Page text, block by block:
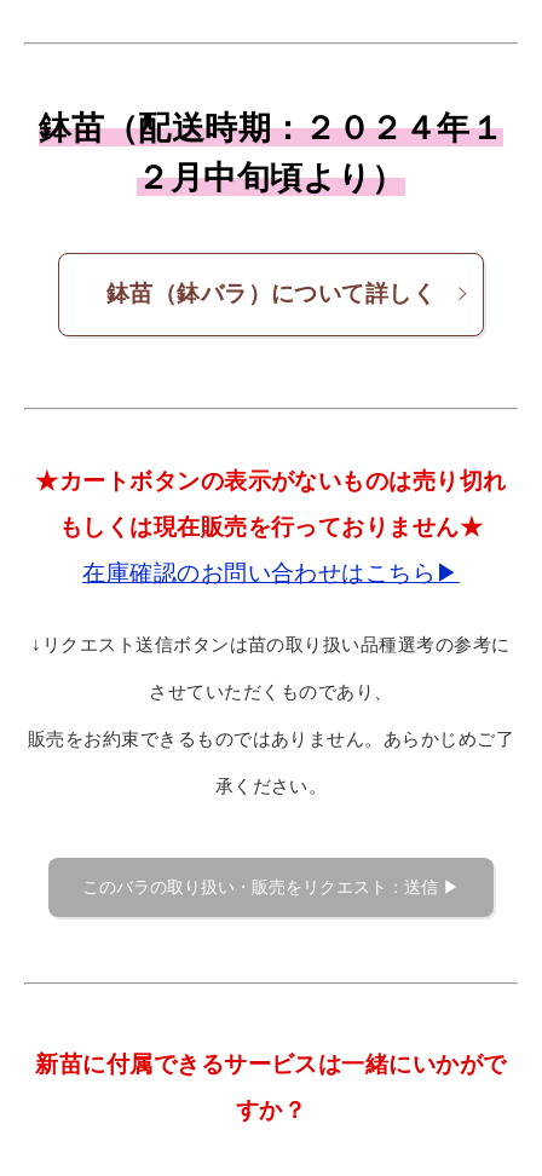
鉢苗（配送時期：２０２４年１
２月中旬頃より）
鉢苗（鉢バラ）について詳しく
★カートボタンの表示がないものは売り切れ
もしくは現在販売を行っておりません★
在庫確認のお問い合わせはこちら▶
↓リクエスト送信ボタンは苗の取り扱い品種選考の参考に
させていただくものであり、
販売をお約束できるものではありません。あらかじめご了
承ください。
新苗に付属できるサービスは一緒にいかがで
すか？